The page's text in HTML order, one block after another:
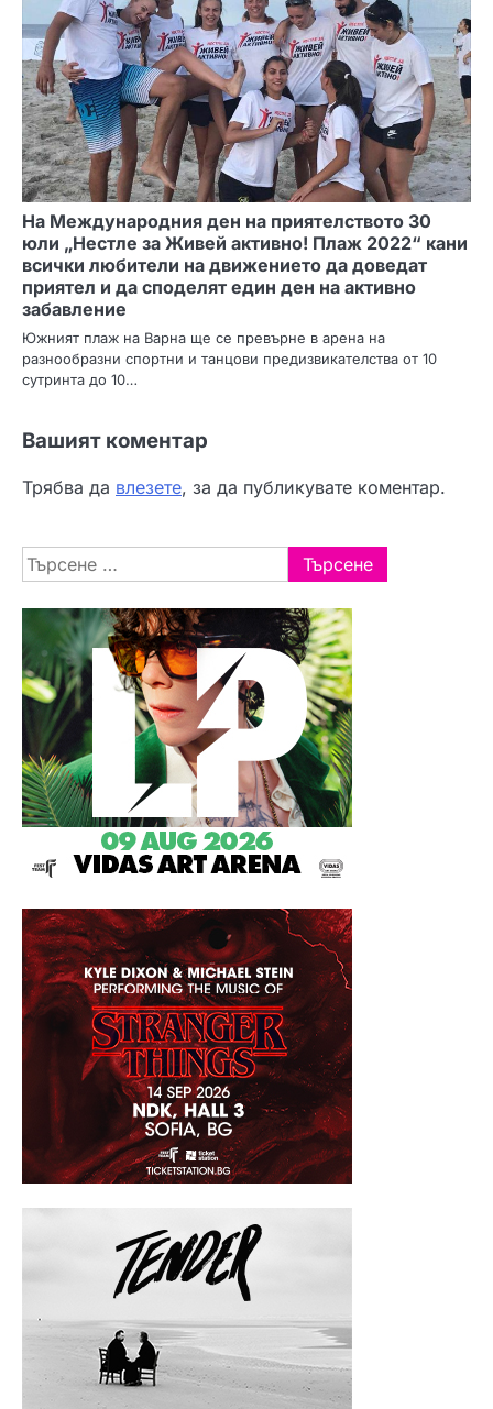
На Международния ден на приятелството 30
юли „Нестле за Живей активно! Плаж 2022“ кани
всички любители на движението да доведат
приятел и да споделят един ден на активно
забавление
Южният плаж на Варна ще се превърне в арена на
разнообразни спортни и танцови предизвикателства от 10
сутринта до 10…
Вашият коментар
Трябва да влезете, за да публикувате коментар.
Търсене
за: